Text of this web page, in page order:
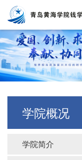
学院概况
学院简介